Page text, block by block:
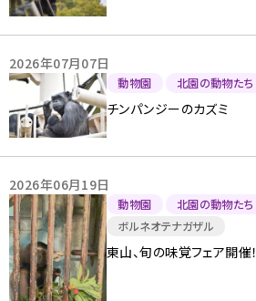
2026年07月07日
動物園 北園の動物たち
チンパンジーのカズミ
2026年06月19日
動物園
北園の動物たち
ボルネオテナガザル
東山、旬の味覚フェア開催！